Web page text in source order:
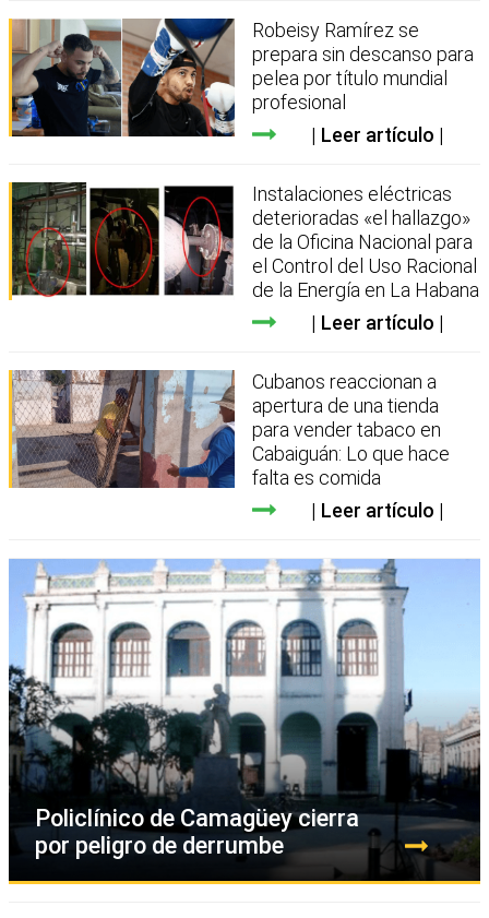
Robeisy Ramírez se
prepara sin descanso para
pelea por título mundial
profesional
Leer artículo
Instalaciones eléctricas
deterioradas «el hallazgo»
de la Oficina Nacional para
el Control del Uso Racional
de la Energía en La Habana
Leer artículo
Cubanos reaccionan a
apertura de una tienda
para vender tabaco en
Cabaiguán: Lo que hace
falta es comida
Leer artículo
Policlínico de Camagüey cierra
por peligro de derrumbe